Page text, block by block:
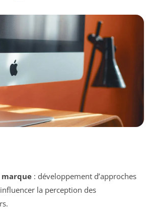
marque: développement d’approches
la perception des